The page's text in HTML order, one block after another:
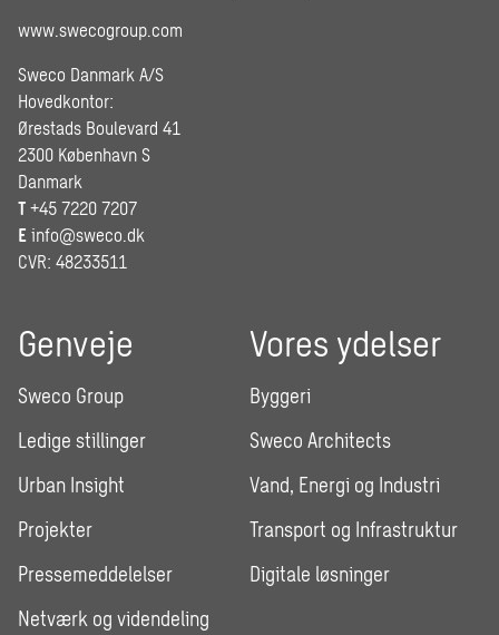
www.swecogroup.com
Sweco Danmark A/S
Hovedkontor:
Ørestads Boulevard 41
2300 København S
Danmark
T +45 7220 7207
E info@sweco.dk
CVR: 48233511
Genveje
Sweco Group
Ledige stillinger
Urban Insight
Projekter
Pressemeddelelser
Netværk og videndeling
Vores ydelser
Byggeri
Sweco Architects
Vand, Energi og Industri
Transport og Infrastruktur
Digitale løsninger